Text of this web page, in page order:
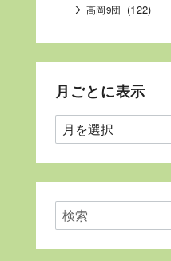
高岡9団 (122)
月ごとに表示
月
ご
と
表
示